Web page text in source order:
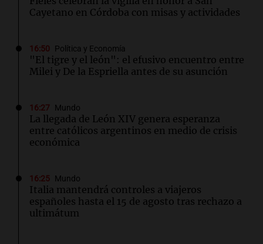
Cayetano en Córdoba con misas y actividades
16:50 Política y Economía
"El tigre y el león": el efusivo encuentro entre
Milei y De la Espriella antes de su asunción
16:27 Mundo
La llegada de León XIV genera esperanza
entre católicos argentinos en medio de crisis
económica
16:25 Mundo
Italia mantendrá controles a viajeros
españoles hasta el 15 de agosto tras rechazo a
ultimátum